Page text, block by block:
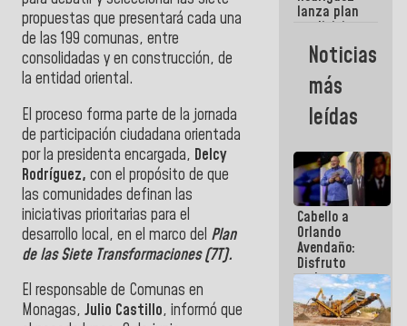
propuestas que presentará cada una
de las 199 comunas, entre
consolidadas y en construcción, de
la entidad oriental.
El proceso forma parte de la jornada
de participación ciudadana orientada
por la presidenta encargada, Delcy
Rodríguez, con el propósito de que
las comunidades definan las
iniciativas prioritarias para el
desarrollo local, en el marco del Plan
de las Siete Transformaciones (7T).
El responsable de Comunas en
Monagas, Julio Castillo, informó que
semana
lanza plan
crediticio
con subsidio
a Juntas de
Condominio
Noticias
más
leídas
Cabello a
Orlando
Avendaño:
Disfruto
cada vez
que escribes
porque lo